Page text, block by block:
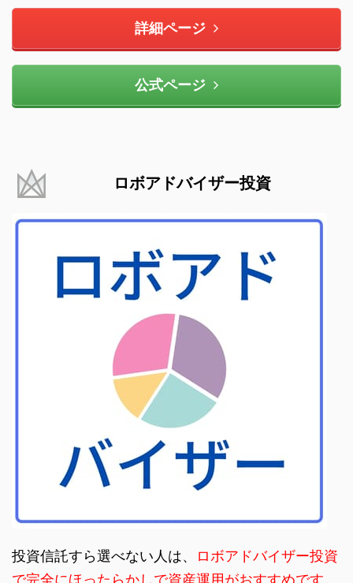
詳細ページ
公式ページ
ロボアドバイザー投資
投資信託すら選べない人は、
ロボアドバイザー投資
で完全にほったらかしで資産運用がおすすめです。